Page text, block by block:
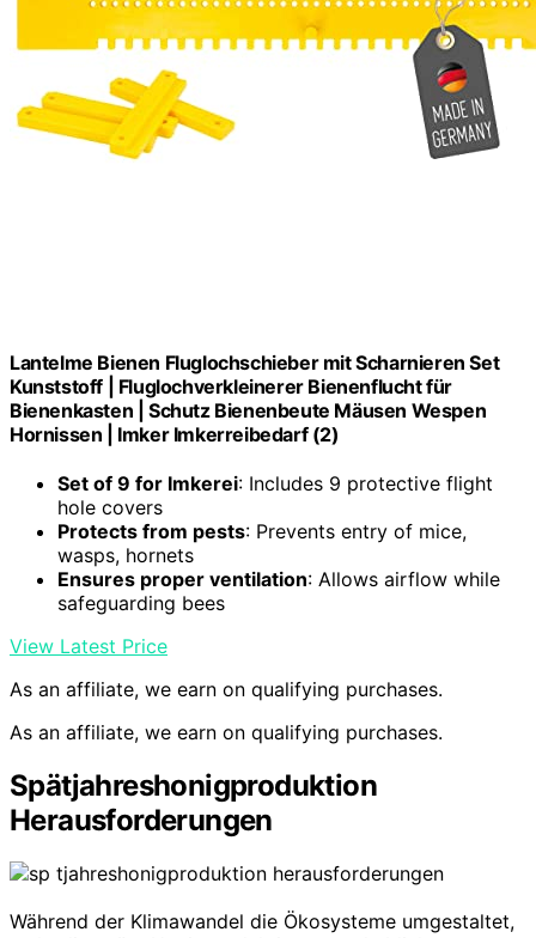
Lantelme Bienen Fluglochschieber mit Scharnieren Set
Kunststoff | Fluglochverkleinerer Bienenflucht für
Bienenkasten | Schutz Bienenbeute Mäusen Wespen
Hornissen | Imker Imkerreibedarf (2)
Set of 9 for Imkerei: Includes 9 protective flight
hole covers
Protects from pests: Prevents entry of mice,
wasps, hornets
Ensures proper ventilation: Allows airflow while
safeguarding bees
View Latest Price
As an affiliate, we earn on qualifying purchases.
As an affiliate, we earn on qualifying purchases.
Spätjahreshonigproduktion
Herausforderungen
Während der Klimawandel die Ökosysteme umgestaltet,